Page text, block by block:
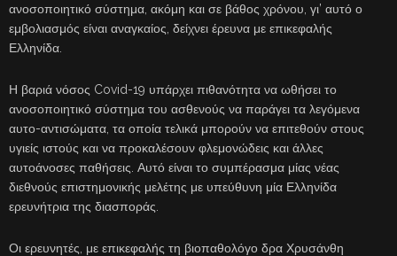
ανοσοποιητικό σύστημα, ακόμη και σε βάθος χρόνου, γι’ αυτό ο
εμβολιασμός είναι αναγκαίος, δείχνει έρευνα με επικεφαλής
Ελληνίδα.
Η βαριά νόσος Covid-19 υπάρχει πιθανότητα να ωθήσει το
ανοσοποιητικό σύστημα του ασθενούς να παράγει τα λεγόμενα
αυτο-αντισώματα, τα οποία τελικά μπορούν να επιτεθούν στους
υγιείς ιστούς και να προκαλέσουν φλεμονώδεις και άλλες
αυτοάνοσες παθήσεις. Αυτό είναι το συμπέρασμα μίας νέας
διεθνούς επιστημονικής μελέτης με υπεύθυνη μία Ελληνίδα
ερευνήτρια της διασποράς.
Οι ερευνητές, με επικεφαλής τη βιοπαθολόγο δρα Χρυσάνθη